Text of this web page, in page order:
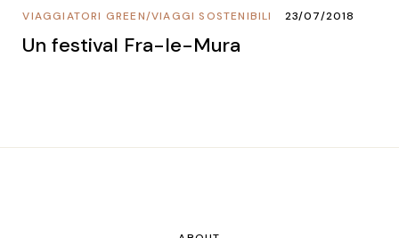
VIAGGI SOSTENIBILI
/
VIAGGIATORI GREEN 23/07/2018
Un festival Fra-le-Mura